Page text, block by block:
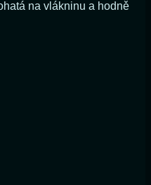
na vlákninu a hodně